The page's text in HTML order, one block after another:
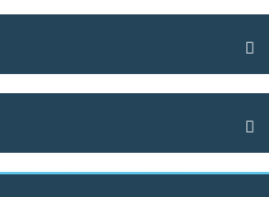

